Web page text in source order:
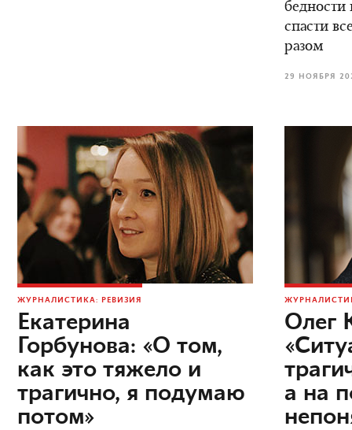
бедности
спасти
разом
29 НОЯБРЯ
ЖУРНАЛИСТИКА: РЕВИЗИЯ
Екатерина
Горбунова: «О том,
как это тяжело и
трагично, я подумаю
потом»
Олег
а на